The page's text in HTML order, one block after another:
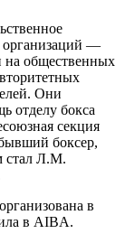
организаций —
на общественных
Они
отделу бокса
секция
боксер,
стал Л.М.
в
в AIBA.